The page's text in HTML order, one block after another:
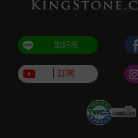
加好友
訂閱